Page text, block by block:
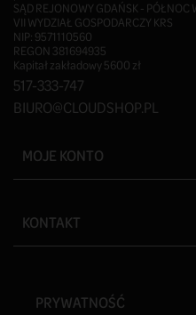
SĄD REJONOWY GDAŃSK - PÓŁNOC
VII WYDZIAŁ GOSPODARCZY KRS
NIP: 9571110560
REGON 381694935
Kapitał zakładowy 5600 zł
517-333-747
BIURO@CLOUDSHOP.PL
MOJE KONTO
KONTAKT
PRYWATNOŚĆ